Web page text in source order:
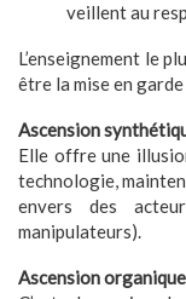
veillent au
L’enseignement le
être la mise en
Ascension
Elle offre une
technologie,
envers des
manipulateurs).
Ascension